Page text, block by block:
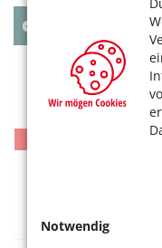
Notwendig
DI MI
5
12